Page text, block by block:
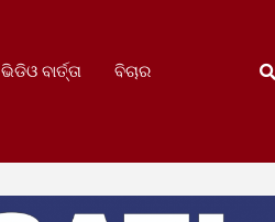
ଭିଡିଓ ବାର୍ତ୍ତା ବିଚାର